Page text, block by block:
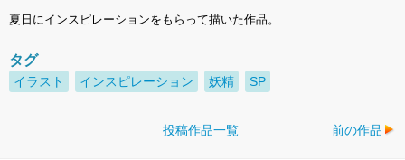
夏日にインスピレーションをもらって描いた作品。
タグ
イラスト インスピレーション 妖精 SP
投稿作品一覧 前の作品